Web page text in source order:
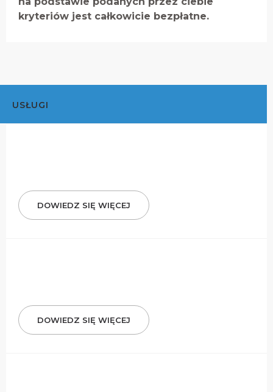
kryteriów jest całkowicie bezpłatne.
USŁUGI
DOWIEDZ SIĘ WIĘCEJ
DOWIEDZ SIĘ WIĘCEJ